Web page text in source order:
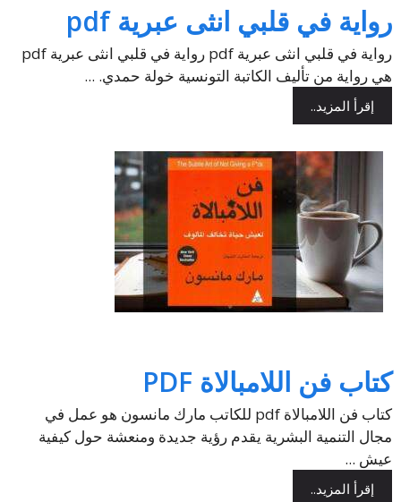
رواية في قلبي انثى عبرية pdf
رواية في قلبي انثى عبرية pdf رواية في قلبي انثى عبرية pdf
هي رواية من تأليف الكاتبة التونسية خولة حمدي. ...
إقرأ المزيد..
كتاب فن اللامبالاة PDF
كتاب فن اللامبالاة pdf للكاتب مارك مانسون هو عمل في
مجال التنمية البشرية يقدم رؤية جديدة ومنعشة حول كيفية
عيش ...
إقرأ المزيد..